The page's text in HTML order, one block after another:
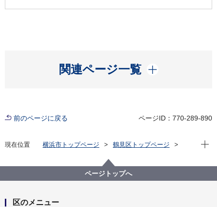
関連ページ一覧
開く
前のページに戻る ページID：770-289-890
現在位置 横浜市トップページ
鶴見区トップページ
戸籍・住民票・印鑑登録・マイナンバーカード
印鑑登録（代理人 廃止 文書照会方式）
現在
ページトップへ
区のメニュー